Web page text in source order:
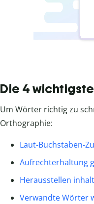
Die 4
Um Wörter richtig zu
Orthographie:
Laut-Buchstaben-
Aufrechterhaltung
Herausstellen
Verwandte Wörter